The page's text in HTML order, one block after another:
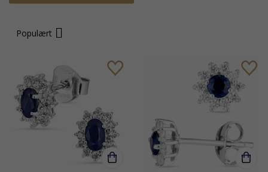
Populært